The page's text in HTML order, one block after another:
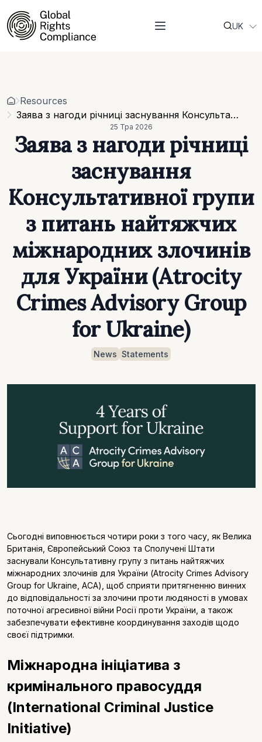
Related organisations
Strategic Pillars & Cross Cutting Thematic Hubs
Annual Reports
Our vacancies
Requests
Requests for proposals
Events
Contacts
UK
Resources
Заява з нагоди річниці заснування Консультативної групи з питань найтяжчих міжнародних злочинів для України (Atrocity Crimes Advisory Group for Ukraine)
25 Тра 2026
Заява з нагоди річниці
заснування
Консультативної групи
з питань найтяжчих
міжнародних злочинів
для України (Atrocity
Crimes Advisory Group
for Ukraine)
News Statements
Сьогодні виповнюється чотири роки з того часу, як Велика
Британія, Європейський Союз та Сполучені Штати
заснували Консультативну групу з питань найтяжчих
міжнародних злочинів для України (Atrocity Crimes Advisory
Group for Ukraine, ACA), щоб сприяти притягненню винних
до відповідальності за злочини проти людяності в умовах
поточної агресивної війни Росії проти України, а також
забезпечувати ефективне координування заходів щодо
своєї підтримки.
Міжнародна ініціатива з
кримінального правосуддя
(International Criminal Justice
Initiative)